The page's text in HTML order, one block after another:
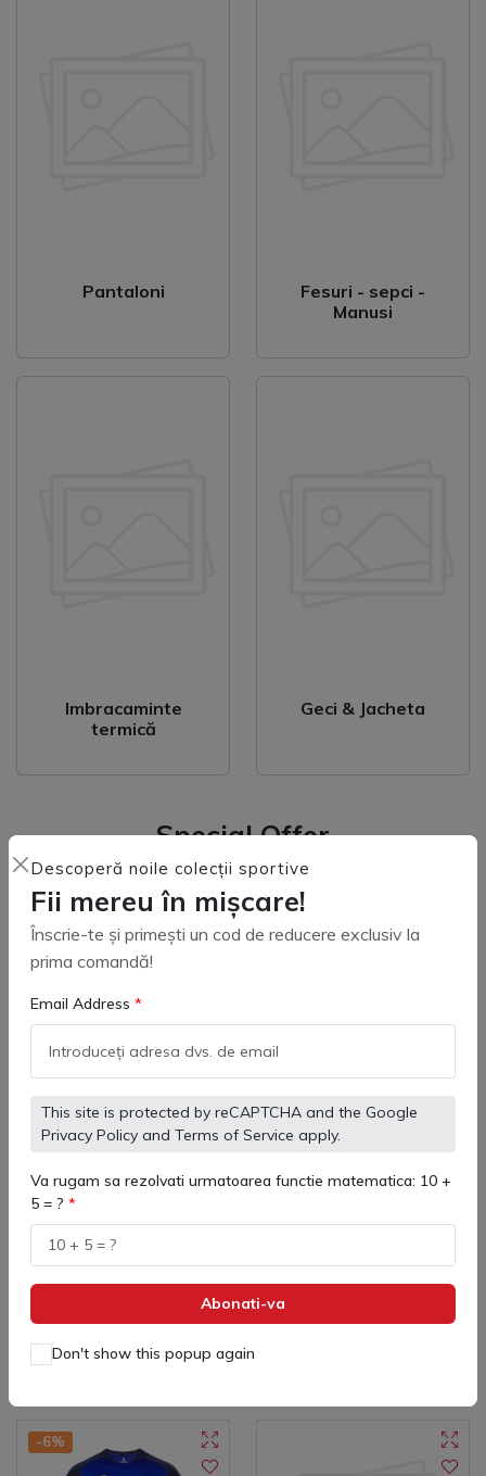
Descoperă noile colecții sportive
Fii mereu în mișcare!
Înscrie-te și primești un cod de reducere exclusiv la
prima comandă!
Email Address
This site is protected by reCAPTCHA and the Google
Privacy Policy and Terms of Service apply.
Va rugam sa rezolvati urmatoarea functie matematica: 10 +
5 = ?
Abonati-va
Don't show this popup again
Pantaloni
Fesuri - sepci -
Manusi
Imbracaminte
termică
Geci & Jacheta
Special Offer
Vesta departajare Dornik
0)
48 lei
Jachetă sport copii Trueno
(0 )
-6%